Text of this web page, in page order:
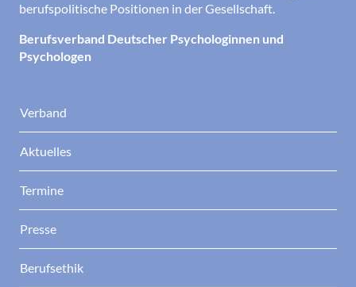
berufspolitische Positionen in der Gesellschaft.
Berufsverband Deutscher Psychologinnen und
Psychologen
Verband
Aktuelles
Termine
Presse
Berufsethik